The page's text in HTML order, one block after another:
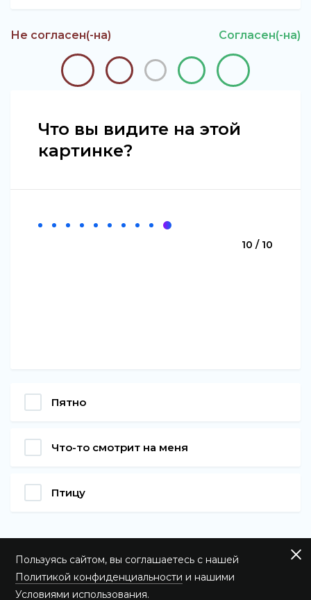
Не согласен(-на) Согласен(-на)
Что вы видите на этой
картинке?
10 / 10
Пятно
Что-то смотрит на меня
Птицу
Пользуясь сайтом, вы соглашаетесь с нашей
Политикой конфиденциальности и нашими
Условиями использования.